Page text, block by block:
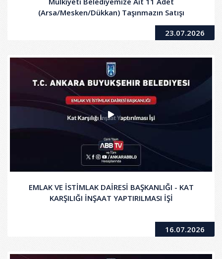
(Arsa/Mesken/Dükkan) Taşınmazın Satışı
23.07.2026
EMLAK VE İSTİMLAK DAİRESİ BAŞKANLIĞI - KAT
KARŞILIĞI İNŞAAT YAPTIRILMASI İŞİ
16.07.2026